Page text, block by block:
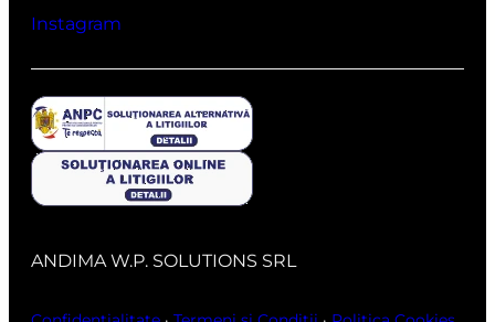
Instagram
ANDIMA W.P. SOLUTIONS SRL